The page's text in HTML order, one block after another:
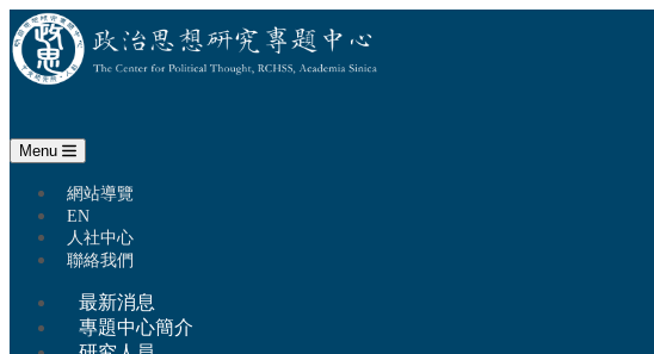
政治思想研究專題中心
Menu
跳至中央區塊/Main Content
:::網站導覽
EN
人社中心
聯絡我們
最新消息
專題中心簡介